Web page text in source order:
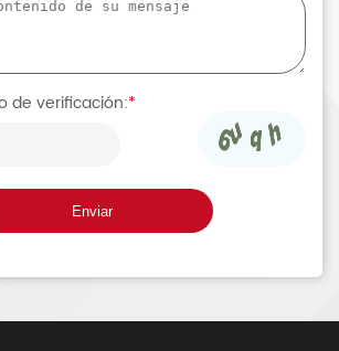
de verificación:*
Enviar